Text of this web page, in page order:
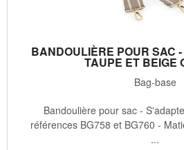
BANDOULIÈRE POUR SAC
TAUPE ET BEIGE
Bag-base
Bandoulière pour sac -
références BG758 et BG760 -
...